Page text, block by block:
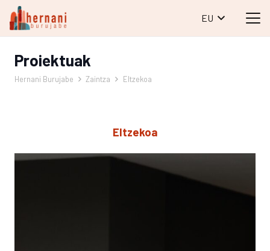
EU
Proiektuak
Hernani Burujabe Zaintza Eltzekoa
Eltzekoa